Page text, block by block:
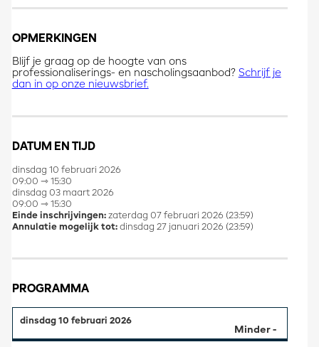
OPMERKINGEN
Blijf je graag op de hoogte van ons
professionaliserings- en nascholingsaanbod? Schrijf je
dan in op onze nieuwsbrief.
DATUM EN TIJD
dinsdag 10 februari 2026
09:00 ⇾ 15:30
dinsdag 03 maart 2026
09:00 ⇾ 15:30
Einde inschrijvingen: zaterdag 07 februari 2026 (23:59)
Annulatie mogelijk tot: dinsdag 27 januari 2026 (23:59)
PROGRAMMA
dinsdag 10 februari 2026